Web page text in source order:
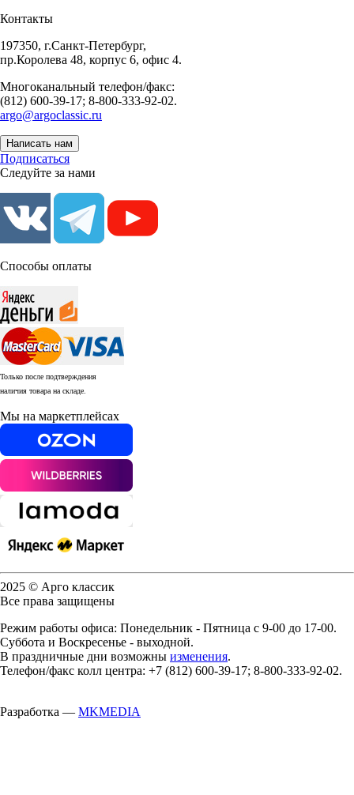
Контакты
197350, г.Санкт-Петербург,
пр.Королева 48, корпус 6, офис 4.
Многоканальный телефон/факс:
(812) 600-39-17; 8-800-333-92-02.
argo@argoclassic.ru
Написать нам
Подписаться
Следуйте за нами
Способы оплаты
Только после подтверждения
наличия товара на складе.
Мы на маркетплейсах
2025 © Арго классик
Все права защищены
Режим работы офиса: Понедельник - Пятница с 9-00 до 17-00.
Суббота и Воскресенье - выходной.
В праздничные дни возможны изменения.
Телефон/факс колл центра: +7 (812) 600-39-17; 8-800-333-92-02.
Разработка — MKMEDIA